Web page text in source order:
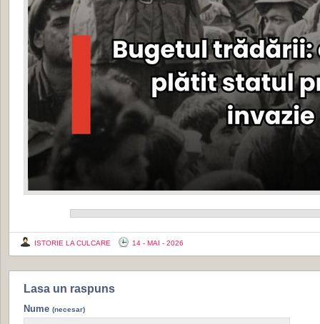
ISTORIE LA CULCARE 14 - MAI - 2026
Lasa un raspuns
Nume (necesar)